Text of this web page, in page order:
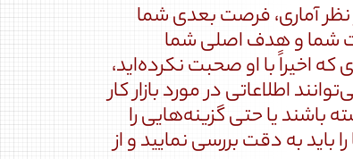
نظر آماری، فرصت بعدی شما
شما و هدف اصلی شما
اخیراً با او صحبت نکرده‌اید،
اطلاعاتی در مورد بازار کار
یا حتی گزینه‌هایی را
به دقت بررسی نمایید و از